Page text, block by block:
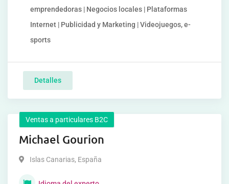
emprendedoras | Negocios locales | Plataformas
Internet | Publicidad y Marketing | Videojuegos, e-
sports
Detalles
Ventas a particulares B2C
Michael Gourion
Islas Canarias, España